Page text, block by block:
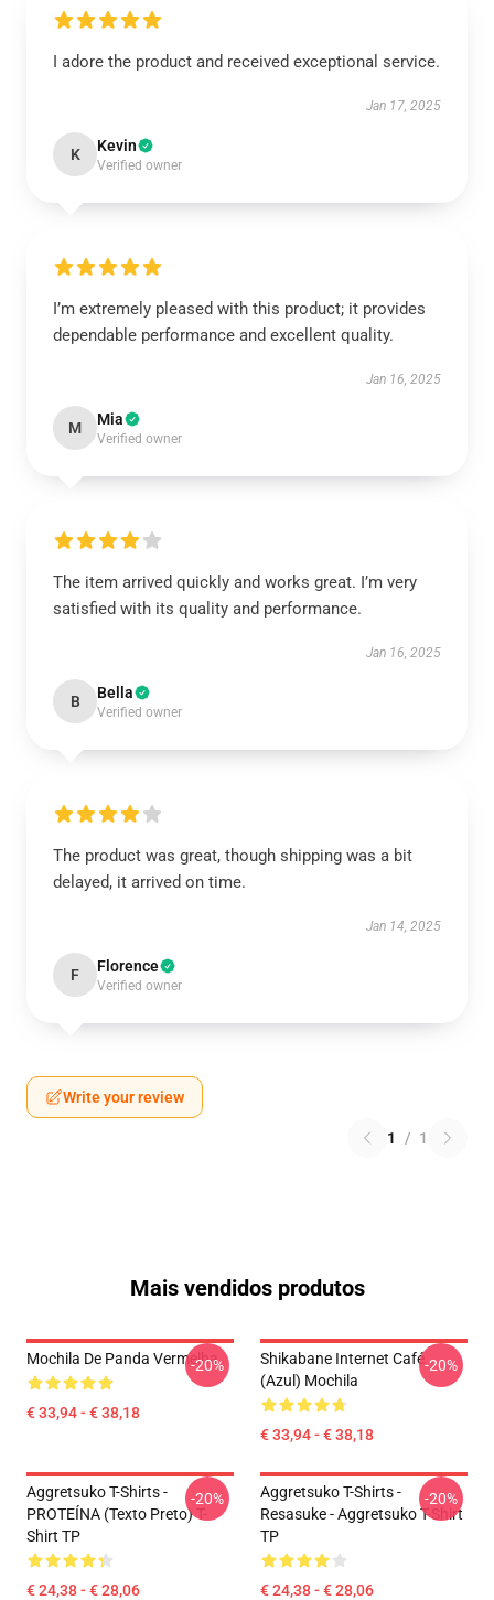
I adore the product and received exceptional service.
Jan 17, 2025
K Kevin
Verified owner
I’m extremely pleased with this product; it provides
dependable performance and excellent quality.
Jan 16, 2025
M Mia
Verified owner
The item arrived quickly and works great. I’m very
satisfied with its quality and performance.
Jan 16, 2025
B Bella
Verified owner
The product was great, though shipping was a bit
delayed, it arrived on time.
Jan 14, 2025
F Florence
Verified owner
Write your review
1 / 1
Mais vendidos produtos
Mochila De Panda Vermelha
€ 33,94 - € 38,18
-20%
Shikabane Internet Café
(azul) Mochila
€ 33,94 - € 38,18
-20%
Aggretsuko T-Shirts -
PROTEÍNA (texto Preto) T-
Shirt TP
€ 24,38 - € 28,06
-20%
Aggretsuko T-Shirts -
Resasuke - Aggretsuko T-Shirt
TP
€ 24,38 - € 28,06
-20%